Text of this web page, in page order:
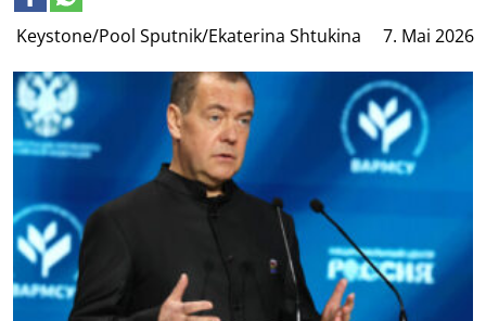
Keystone/Pool Sputnik/Ekaterina Shtukina 7. Mai 2026